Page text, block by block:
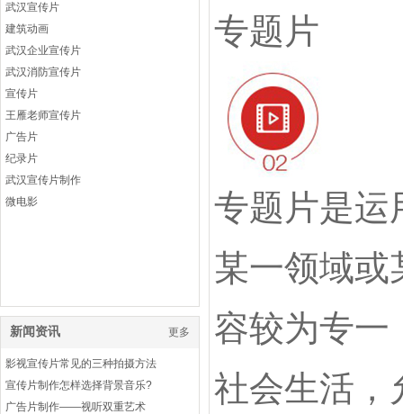
武汉宣传片
建筑动画
武汉企业宣传片
武汉消防宣传片
宣传片
王雁老师宣传片
广告片
纪录片
武汉宣传片制作
微电影
新闻资讯 更多
影视宣传片常见的三种拍摄方法
宣传片制作怎样选择背景音乐?
广告片制作——视听双重艺术
专题片
专题片是运
某一领域或
容较为专一
社会生活，